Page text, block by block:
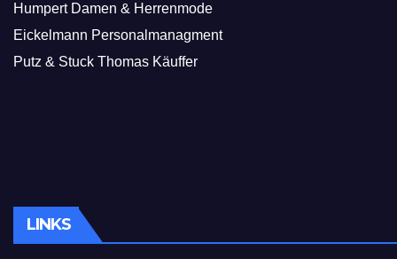
Humpert Damen & Herrenmode
Eickelmann Personalmanagment
Putz & Stuck Thomas Käuffer
LINKS